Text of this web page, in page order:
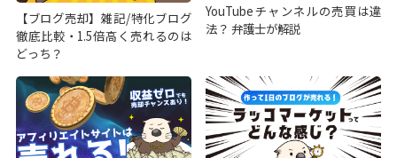
【ブログ売却】雑記/特化ブログ
徹底比較・1.5倍高く売れるのは
どっち？
YouTubeチャンネルの売買は違
法？ 弁護士が解説